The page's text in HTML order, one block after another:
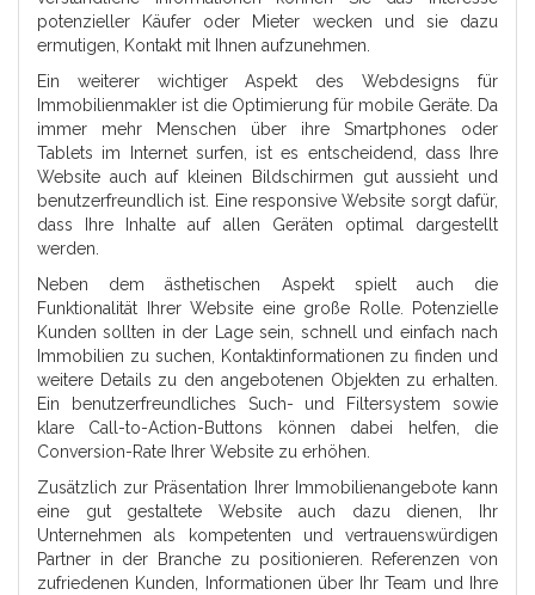
potenzieller Käufer oder Mieter wecken und sie dazu
ermutigen, Kontakt mit Ihnen aufzunehmen.
Ein weiterer wichtiger Aspekt des Webdesigns für
Immobilienmakler ist die Optimierung für mobile Geräte. Da
immer mehr Menschen über ihre Smartphones oder
Tablets im Internet surfen, ist es entscheidend, dass Ihre
Website auch auf kleinen Bildschirmen gut aussieht und
benutzerfreundlich ist. Eine responsive Website sorgt dafür,
dass Ihre Inhalte auf allen Geräten optimal dargestellt
werden.
Neben dem ästhetischen Aspekt spielt auch die
Funktionalität Ihrer Website eine große Rolle. Potenzielle
Kunden sollten in der Lage sein, schnell und einfach nach
Immobilien zu suchen, Kontaktinformationen zu finden und
weitere Details zu den angebotenen Objekten zu erhalten.
Ein benutzerfreundliches Such- und Filtersystem sowie
klare Call-to-Action-Buttons können dabei helfen, die
Conversion-Rate Ihrer Website zu erhöhen.
Zusätzlich zur Präsentation Ihrer Immobilienangebote kann
eine gut gestaltete Website auch dazu dienen, Ihr
Unternehmen als kompetenten und vertrauenswürdigen
Partner in der Branche zu positionieren. Referenzen von
zufriedenen Kunden, Informationen über Ihr Team und Ihre